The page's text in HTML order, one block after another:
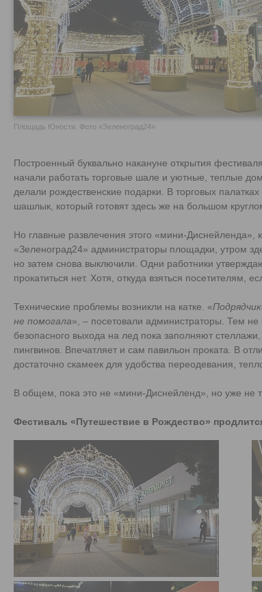
Площадь Юности. Фото «Зеленоград24»
Построенный буквально накануне открытия
начали работать торговые шале и уютные, теплые
делали рождественские подарки. В торговых
шашлык, который готовят здесь же на большом
Но главные развлечения этого «мини-Диснейленда»,
«Зеленоград24» администраторы площадки, утром
но затем снова выключили. Одни работники
прокатиться нет. Хотя, откуда взяться посетителям,
Технические проблемы возникли на катке. «
не помогала», – посетовали администраторы. Тем не
безопасного выхода на лед пока заполняют
пингвинов. Впечатляет и сам павильон проката. В
достаточно скамеек для удобства переодевания,
В общем, пока это не «мини-Диснейленд», но уже не
Фестиваль «Путешествие в Рождество»